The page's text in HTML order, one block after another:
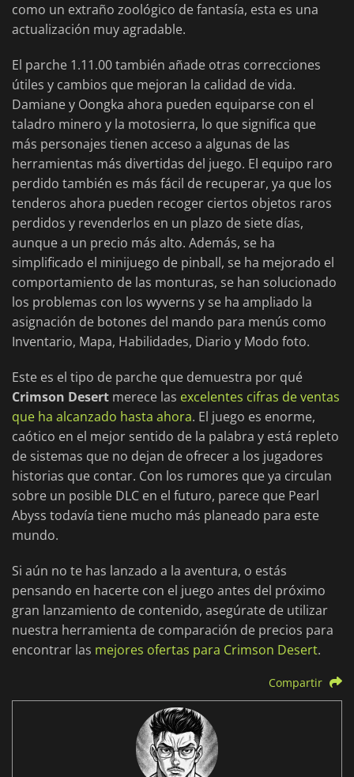
como un extraño zoológico de fantasía, esta es una
actualización muy agradable.
El parche 1.11.00 también añade otras correcciones
útiles y cambios que mejoran la calidad de vida.
Damiane y Oongka ahora pueden equiparse con el
taladro minero y la motosierra, lo que significa que
más personajes tienen acceso a algunas de las
herramientas más divertidas del juego. El equipo raro
perdido también es más fácil de recuperar, ya que los
tenderos ahora pueden recoger ciertos objetos raros
perdidos y revenderlos en un plazo de siete días,
aunque a un precio más alto. Además, se ha
simplificado el minijuego de pinball, se ha mejorado el
comportamiento de las monturas, se han solucionado
los problemas con los wyverns y se ha ampliado la
asignación de botones del mando para menús como
Inventario, Mapa, Habilidades, Diario y Modo foto.
Este es el tipo de parche que demuestra por qué
Crimson Desert merece las excelentes cifras de ventas
que ha alcanzado hasta ahora. El juego es enorme,
caótico en el mejor sentido de la palabra y está repleto
de sistemas que no dejan de ofrecer a los jugadores
historias que contar. Con los rumores que ya circulan
sobre un posible DLC en el futuro, parece que Pearl
Abyss todavía tiene mucho más planeado para este
mundo.
Si aún no te has lanzado a la aventura, o estás
pensando en hacerte con el juego antes del próximo
gran lanzamiento de contenido, asegúrate de utilizar
nuestra herramienta de comparación de precios para
encontrar las mejores ofertas para Crimson Desert.
Compartir